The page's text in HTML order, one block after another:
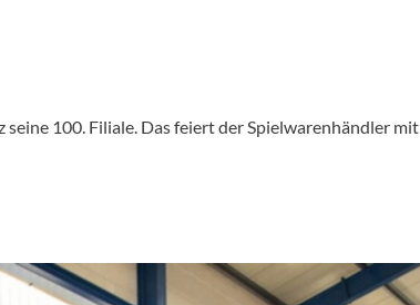
100. Filiale. Das feiert der Spielwarenhändler mit